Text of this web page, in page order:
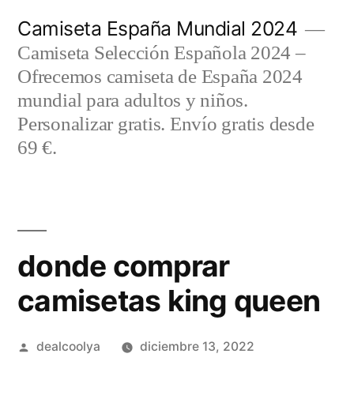
contenido
Camiseta España Mundial 2024
Camiseta Selección Española 2024 –
Ofrecemos camiseta de España 2024
mundial para adultos y niños.
Personalizar gratis. Envío gratis desde
69 €.
donde comprar
camisetas king queen
Publicado
dealcoolya diciembre 13, 2022